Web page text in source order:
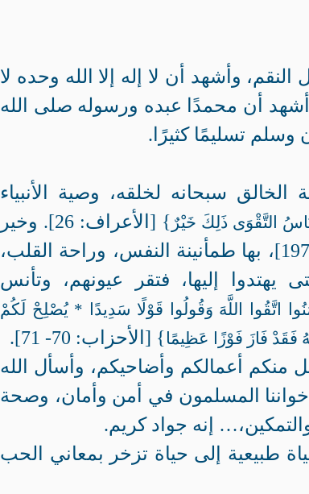
وأشهد أن لا إله إلا الله وحده لا
أن محمدًا عبده ورسوله صلى الله
وسلم تسليمًا كثيرًا.
الخالق سبحانه لخلقه، وصية الأنبياء
التَّقْوَى ذَلِكَ خَيْرٌ
} [الأعراف: 26]. وخير
} [البقرة: 197]، بها طمأنينة النفس، وراحة القلب،
يهتدوا إليها، فتقر عيونهم، وتأنس
اتَّقُوا اللَّهَ وَقُولُوا قَوْلًا سَدِيدًا * يُصْلِحْ لَكُمْ
فَقَدْ فَازَ فَوْزًا عَظِيمًا} [الأحزاب: 70- 71].
منكم أعمالكم وأضاحيكم، وأسأل الله
المسلمون في أمن وأمان، وصحة
إنه جواد كريم.
طبيعية إلى حياة تزخر بمعاني الحب